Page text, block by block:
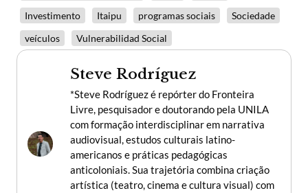
Investimento
Itaipu programas sociais
Sociedade
veículos
Vulnerabilidad Social
Steve Rodríguez
*Steve Rodríguez é repórter do Fronteira
Livre, pesquisador e doutorando pela UNILA
com formação interdisciplinar em narrativa
audiovisual, estudos culturais latino-
americanos e práticas pedagógicas
anticoloniais. Sua trajetória combina criação
artística (teatro, cinema e cultura visual) com